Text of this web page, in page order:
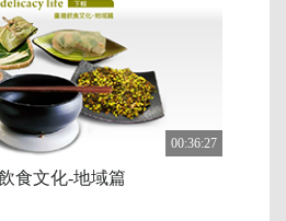
00:36:27
食文化-地域篇